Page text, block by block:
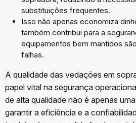
substituições frequentes.
Isso não apenas economiza
também contribui para a
equipamentos bem mantidos
falhas.
A qualidade das vedações em
papel vital na segurança
de alta qualidade não é apenas
garantir a eficiência e a